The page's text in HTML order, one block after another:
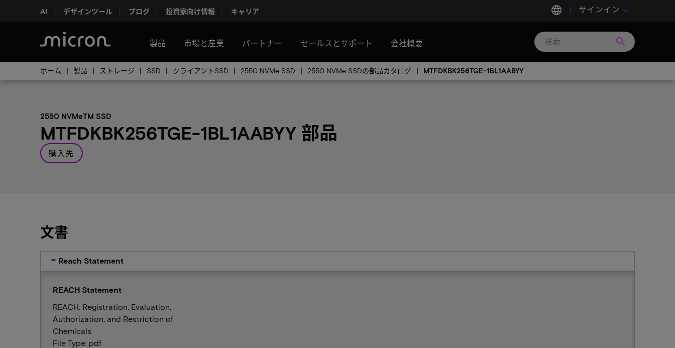
AI デザインツール ブログ 投資家向け情報 キャリア language サインイン keyboard_arrow_down
製品 市場と産業 パートナー セールスとサポート 会社概要 search
ホーム 製品 ストレージ SSD クライアントSSD 2550 NVMe SSD 2550 NVMe SSDの部品カタログ MTFDKBK256TGE-1BL1AABYY
2550 NVMeTM SSD
MTFDKBK256TGE-1BL1AABYY 部品
購入先
文書
Reach Statement
REACH Statement
REACH: Registration, Evaluation,
Authorization, and Restriction of
Chemicals
File Type: pdf